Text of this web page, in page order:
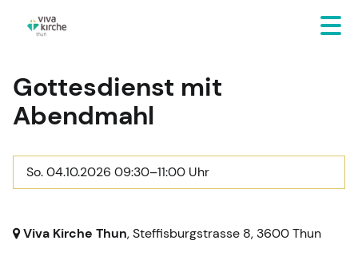
Gottesdienst mit
Abendmahl
So. 04.10.2026 09:30–11:00 Uhr
Viva Kirche Thun, Steffisburgstrasse 8, 3600 Thun